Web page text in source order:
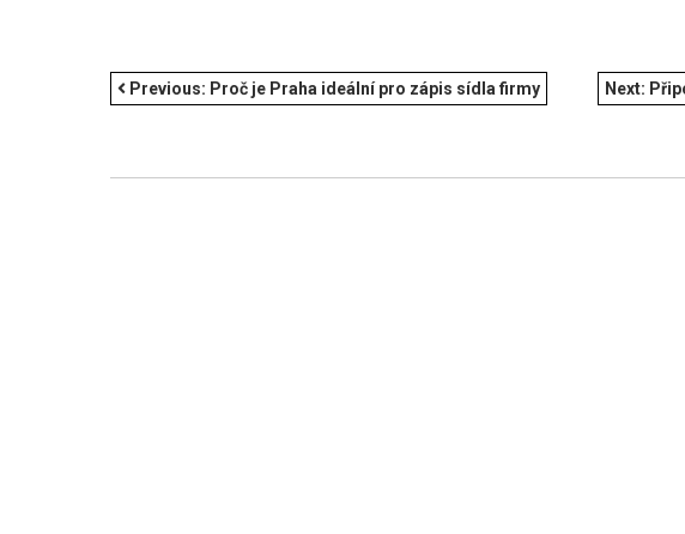
NAVIGACE
Previous: Proč je Praha ideální pro zápis sídla firmy Next: